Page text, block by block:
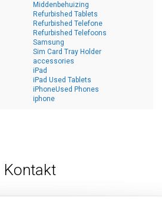
Middenbehuizing
Refurbished Tablets
Refurbished Telefone
Refurbished Telefoons
Samsung
Sim Card Tray Holder
accessories
iPad
iPad Used Tablets
iPhoneUsed Phones
iphone
Kontakt